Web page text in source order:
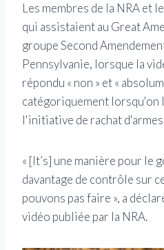
Les membres de la NRA et
qui assistaient au Great
groupe Second
Pennsylvanie, lorsque la
répondu « non » et «
catégoriquement lorsqu'on
l'initiative de rachat
« [It’s] une manière pour le
davantage de contrôle sur
pouvons pas faire », a
vidéo publiée par la NRA.